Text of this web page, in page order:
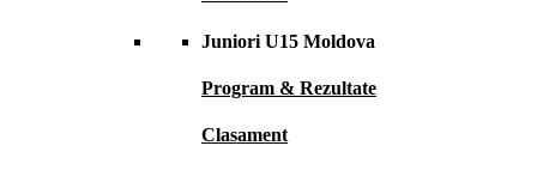
Juniori U15 Moldova
Program & Rezultate
Clasament